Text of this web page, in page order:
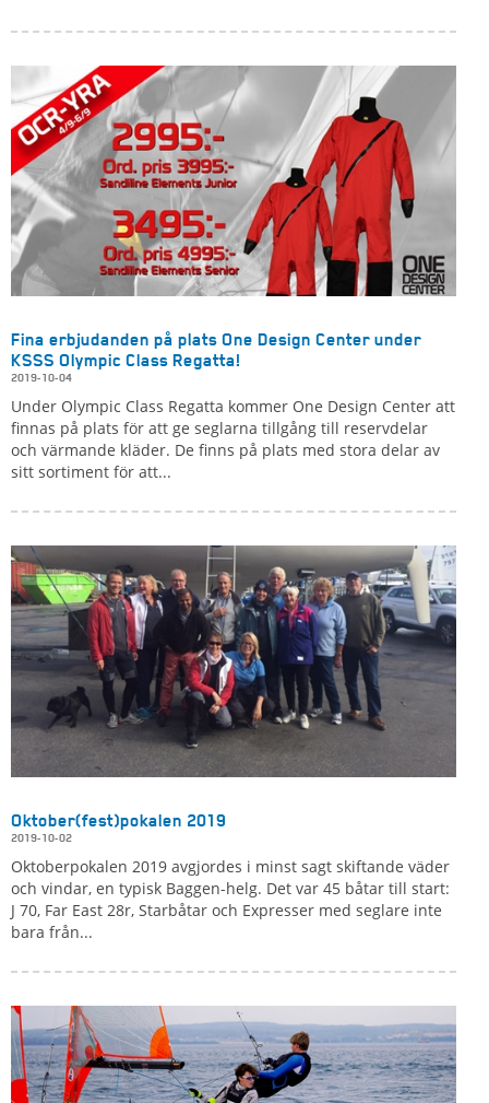
Fina erbjudanden på plats One Design Center under
KSSS Olympic Class Regatta!
2019-10-04
Under Olympic Class Regatta kommer One Design Center att
finnas på plats för att ge seglarna tillgång till reservdelar
och värmande kläder. De finns på plats med stora delar av
sitt sortiment för att...
Oktober(fest)pokalen 2019
2019-10-02
Oktoberpokalen 2019 avgjordes i minst sagt skiftande väder
och vindar, en typisk Baggen-helg. Det var 45 båtar till start:
J 70, Far East 28r, Starbåtar och Expresser med seglare inte
bara från...